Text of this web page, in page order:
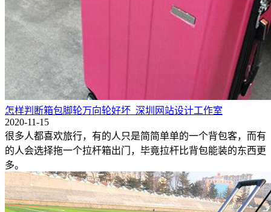
怎样判断箱包脚轮万向轮好坏_深圳网站设计工作室
2020-11-15
很多人都喜欢旅行，有的人只是简简单单的一个背包客，而有
的人会选择拖一个拉杆箱出门，毕竟拉杆比背包能装的东西更
多。